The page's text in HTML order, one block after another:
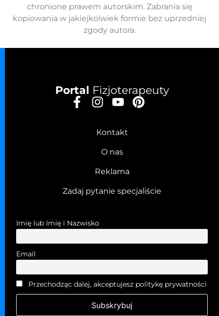
chronione prawem autorskim. Zabrania się
kopiowania w jakiejkolwiek formie bez uprzedniej
zgody autora.
Portal Fizjoterapeuty
Kontakt
O nas
Reklama
Zadaj pytanie specjaliście
Imię lub Imię i Nazwisko
Email
Przechodząc dalej, akceptujesz politykę prywatności